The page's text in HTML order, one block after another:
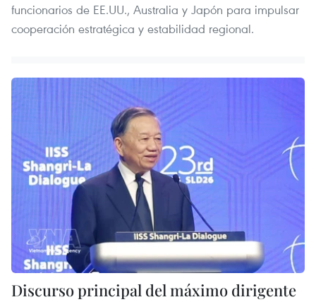
funcionarios de EE.UU., Australia y Japón para impulsar
cooperación estratégica y estabilidad regional.
Discurso principal del máximo dirigente